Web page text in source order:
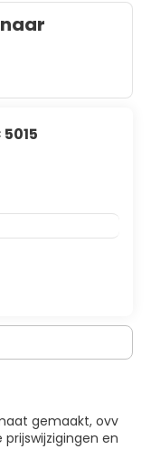
gemaakt, ovv
en